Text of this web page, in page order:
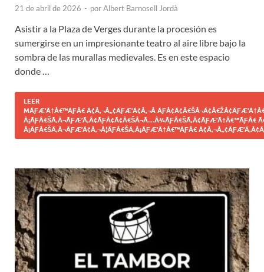
21 de abril de 2026 - porAlbert Barnosell Jordà
Asistir a la Plaza de Verges durante la procesión es
sumergirse en un impresionante teatro al aire libre bajo la
sombra de las murallas medievales. Es en este espacio
donde …
LEER
MÃƑÆ’Ã†Â€™ÃƑÂ€ Ã¢Â‚¬Â„¢ÃƑÆ’Ã¢Â‚¬Â
Â¡ÃƑÂ€ŠÃ‚Â¬ÃƑÆ’Ã‚Â¢ÃƑÂ¢Ã¢Â€ŠÂ¬Ã…Â¾ÃƑÂ€ŠÃ‚Â¢ÃƑÆ’Ã†Â€™ÃƑÂ€
Â¡ÃƑÂ€ŠÃ‚Â¬ÃƑÆ’Ã¢Â‚¬Â¦ÃƑÂ€ŠÃ‚Â¡ÃƑÆ’Ã†Â€™ÃƑÂ€